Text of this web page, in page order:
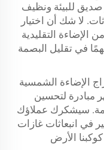
للبيئة ونظيف
لا شك أن اختيار
الإضاءة التقليدية
في تقليل البصمة
الإضاءة الشمسية
مبادرة لتحسين
سيشكرك عملاؤك
في انبعاثات غازات
الأرض